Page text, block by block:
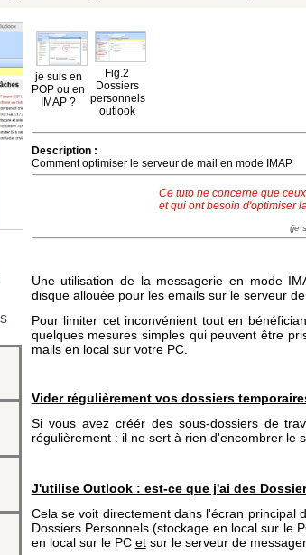
je suis en
POP ou en
IMAP ?
Fig.2
Dossiers
personnels
outlook
Description :
Comment optimiser le serveur de mail en mode IMAP
Ce tuto ne concerne que
et qui ont besoin d'optimiser
(je
Une utilisation de la messagerie en mode
disque allouée pour les emails sur le serveur
Pour limiter cet inconvénient tout en
quelques mesures simples qui peuvent être
mails en local sur votre PC.
Vider régulièrement vos dossiers
Si vous avez créér des sous-dossiers de
régulièrement : il ne sert à rien d'encombrer le
J'utilise Outlook : est-ce que j'ai des
Cela se voit directement dans l'écran principal
Dossiers Personnels (stockage en local sur le
en local sur le PC etsur le serveur de